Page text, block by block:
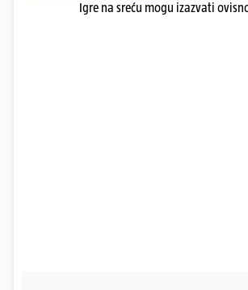
Igre na sreću mogu izazvati